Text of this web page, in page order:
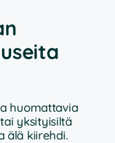
huomattavia
yksityisiltä
älä kiirehdi.